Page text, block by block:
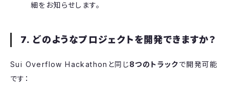
細をお知らせします。
7. どのようなプロジェクトを開発できますか？
​Sui Overflow Hackathonと同じ8つのトラックで開発可能
です：